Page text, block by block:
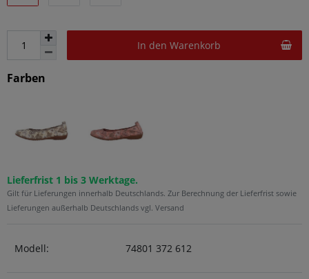
In den Warenkorb
Farben
Lieferfrist 1 bis 3 Werktage.
Gilt für Lieferungen innerhalb Deutschlands. Zur Berechnung der Lieferfrist sowie
Lieferungen außerhalb Deutschlands vgl. Versand
Modell: 74801 372 612